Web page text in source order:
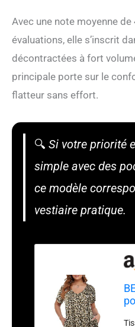
Avec une note moyenne
évaluations, elle s’inscrit
décontractées à fort
principale porte sur le
flatteur sans effort.
🔍 Si votre priorité
simple avec des
ce modèle
vestiaire pratique.